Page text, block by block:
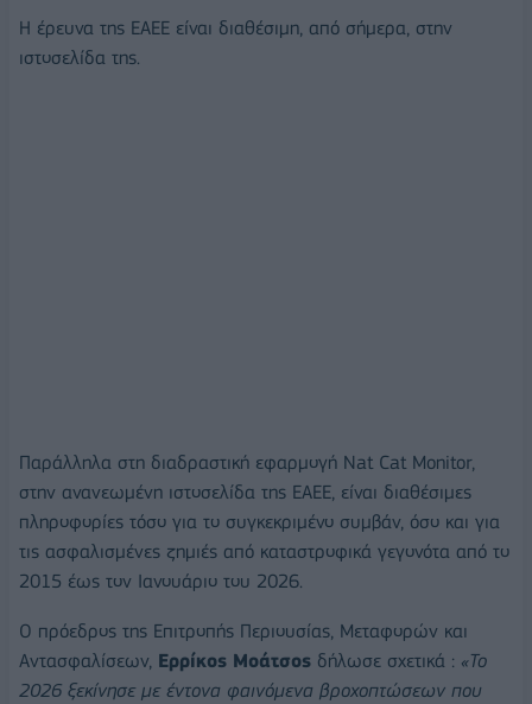
Η έρευνα της ΕΑΕΕ είναι διαθέσιμη, από σήμερα, στην
ιστοσελίδα της.
Παράλληλα στη διαδραστική εφαρμογή Nat Cat Monitor,
στην ανανεωμένη ιστοσελίδα της ΕΑΕΕ, είναι διαθέσιμες
πληροφορίες τόσο για το συγκεκριμένο συμβάν, όσο και για
τις ασφαλισμένες ζημιές από καταστροφικά γεγονότα από το
2015 έως τον Ιανουάριο του 2026.
Ο πρόεδρος της Επιτροπής Περιουσίας, Μεταφορών και
Αντασφαλίσεων, Ερρίκος Μοάτσος δήλωσε σχετικά : «Το
2026 ξεκίνησε με έντονα φαινόμενα βροχοπτώσεων που